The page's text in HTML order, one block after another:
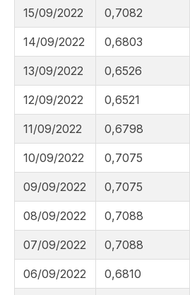
15/09/2022 0,7082
14/09/2022 0,6803
13/09/2022 0,6526
12/09/2022 0,6521
11/09/2022 0,6798
10/09/2022 0,7075
09/09/2022 0,7075
08/09/2022 0,7088
07/09/2022 0,7088
06/09/2022 0,6810